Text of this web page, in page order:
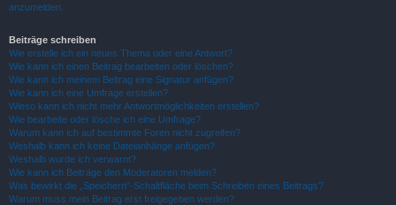
anzumelden.
Beiträge schreiben
Wie erstelle ich ein neues Thema oder eine Antwort?
Wie kann ich einen Beitrag bearbeiten oder löschen?
Wie kann ich meinem Beitrag eine Signatur anfügen?
Wie kann ich eine Umfrage erstellen?
Wieso kann ich nicht mehr Antwortmöglichkeiten erstellen?
Wie bearbeite oder lösche ich eine Umfrage?
Warum kann ich auf bestimmte Foren nicht zugreifen?
Weshalb kann ich keine Dateianhänge anfügen?
Weshalb wurde ich verwarnt?
Wie kann ich Beiträge den Moderatoren melden?
Was bewirkt die „Speichern“-Schaltfläche beim Schreiben eines Beitrags?
Warum muss mein Beitrag erst freigegeben werden?